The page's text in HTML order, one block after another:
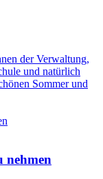
der Verwaltung,
und natürlich
Sommer und
nehmen